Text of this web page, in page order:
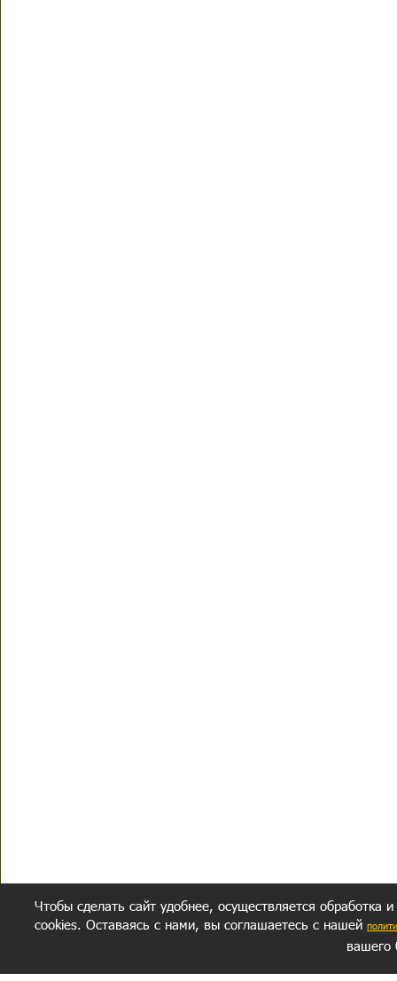
Чтобы сделать сайт удобнее, осуществляется обработка
cookies. Оставаясь с нами, вы соглашаетесь с нашей
вашего